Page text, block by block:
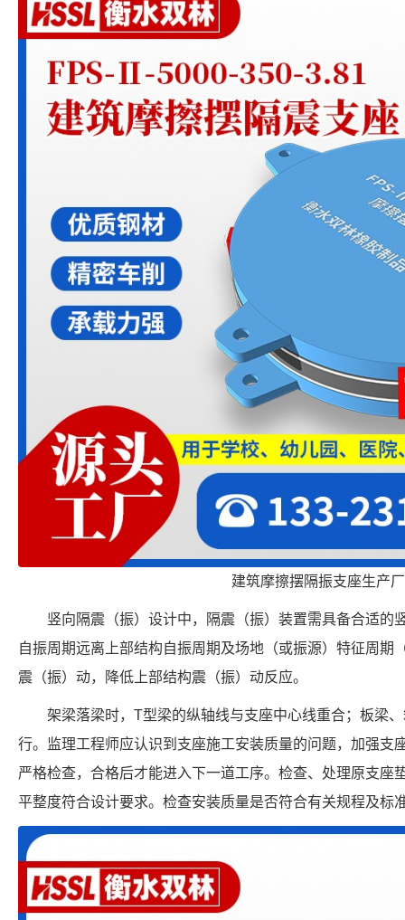
建筑摩擦摆隔振支座生产
竖向隔震（振）设计中，隔震（振）装置需具备合适的
自振周期远离上部结构自振周期及场地（或振源）特征周期
震（振）动，降低上部结构震（振）动反应。
架梁落梁时，T型梁的纵轴线与支座中心线重合；板梁
行。监理工程师应认识到支座施工安装质量的问题，加强支
严格检查，合格后才能进入下一道工序。检查、处理原支座
平整度符合设计要求。检查安装质量是否符合有关规程及标